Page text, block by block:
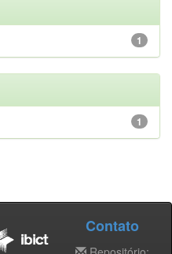
1
1
Contato